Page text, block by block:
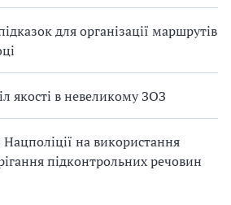
для організації маршрутів
якості в невеликому ЗОЗ
на використання
підконтрольних речовин